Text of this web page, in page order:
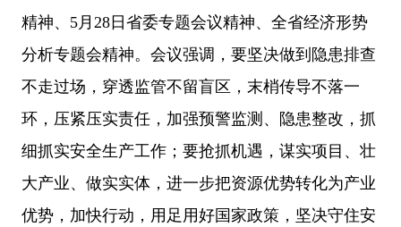
精神、5月28日省委专题会议精神、全省经济形势
分析专题会精神。会议强调，要坚决做到隐患排查
不走过场，穿透监管不留盲区，末梢传导不落一
环，压紧压实责任，加强预警监测、隐患整改，抓
细抓实安全生产工作；要抢抓机遇，谋实项目、壮
大产业、做实实体，进一步把资源优势转化为产业
优势，加快行动，用足用好国家政策，坚决守住安